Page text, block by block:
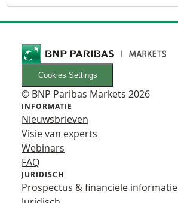
Cookies Settings
© BNP Paribas Markets 2026
INFORMATIE
Nieuwsbrieven
Visie van experts
Webinars
FAQ
JURIDISCH
Prospectus & financiële informatie